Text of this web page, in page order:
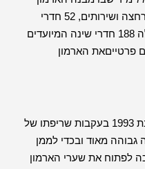
כולל 775 חדרים מתוכם 78 חדרי רחצה ושירותים, 52 חדרי
שינה מלכותיים לאורחים רמי מעלה 188 חדרי שינה המיועדים
וחדרים פרטייםאת הארמון
הארמון נפתח לביקורי תיירים בשנת 1993 בעקבות שריפתו של
גבוהה מאוד ובכדי לממן
לפתוח את שערי הארמון